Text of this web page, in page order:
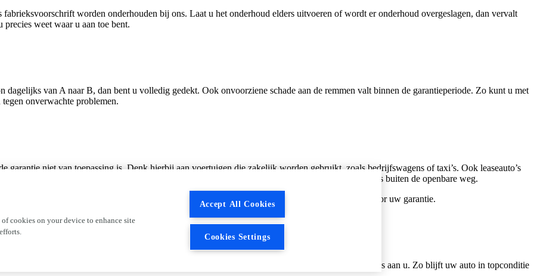
fabrieksvoorschrift worden onderhouden bij ons. Laat u het onderhoud elders uitvoeren of wordt er onderhoud overgeslagen, dan vervalt
weet waar u aan toe bent.
van A naar B, dan bent u volledig gedekt. Ook onvoorziene schade aan de remmen valt binnen de garantieperiode. Zo kunt u met
onverwachte problemen.
niet van toepassing is. Denk hierbij aan voertuigen die zakelijk worden gebruikt, zoals bedrijfswagens of taxi’s. Ook leaseauto’s
worden ingezet voor rally’s, races of andere competitieve of recreatieve activiteiten, zowel op als buiten de openbare weg.
of onvoldoende onderhoud. Goed onderhoud blijft dus essentieel voor uw veiligheid én voor uw garantie.
transparantie. U weet precies waar u aan toe bent en kunt rekenen op betrouwbare service van ons aan u. Zo blijft uw auto in topconditie
cookies on your device to enhance site
Accept All Cookies
Cookies Settings